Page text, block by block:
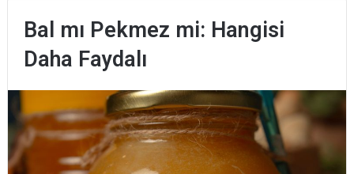
Bal mı Pekmez mi: Hangisi
Daha Faydalı